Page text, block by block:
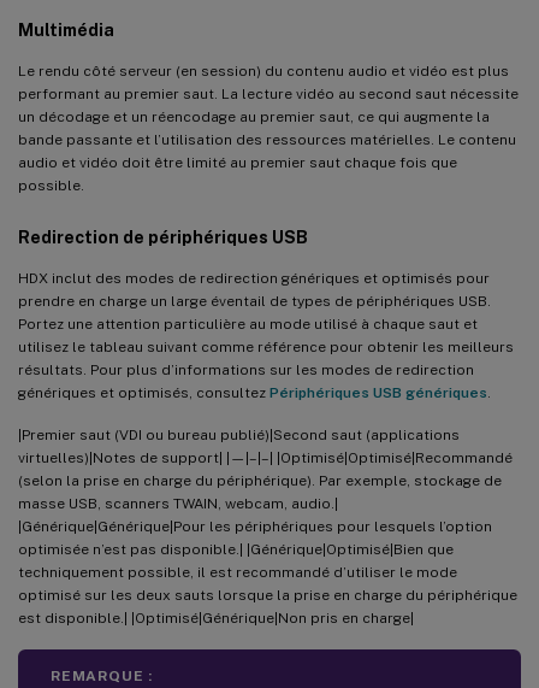
Multimédia
Le rendu côté serveur (en session) du contenu audio et vidéo est plus
performant au premier saut. La lecture vidéo au second saut nécessite
un décodage et un réencodage au premier saut, ce qui augmente la
bande passante et l’utilisation des ressources matérielles. Le contenu
audio et vidéo doit être limité au premier saut chaque fois que
possible.
Redirection de périphériques USB
HDX inclut des modes de redirection génériques et optimisés pour
prendre en charge un large éventail de types de périphériques USB.
Portez une attention particulière au mode utilisé à chaque saut et
utilisez le tableau suivant comme référence pour obtenir les meilleurs
résultats. Pour plus d’informations sur les modes de redirection
génériques et optimisés, consultez Périphériques USB génériques.
|Premier saut (VDI ou bureau publié)|Second saut (applications
virtuelles)|Notes de support| |—|–|–| |Optimisé|Optimisé|Recommandé
(selon la prise en charge du périphérique). Par exemple, stockage de
masse USB, scanners TWAIN, webcam, audio.|
|Générique|Générique|Pour les périphériques pour lesquels l’option
optimisée n’est pas disponible.| |Générique|Optimisé|Bien que
techniquement possible, il est recommandé d’utiliser le mode
optimisé sur les deux sauts lorsque la prise en charge du périphérique
est disponible.| |Optimisé|Générique|Non pris en charge|
REMARQUE :